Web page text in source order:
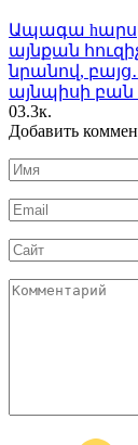
Ապագա
այնքան
նրանով,
այնպիսի բան
03.3к.
Добавить
Имя
*
Email
*
Сайт
Комментарий